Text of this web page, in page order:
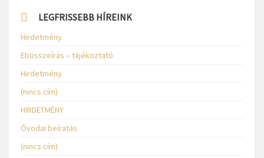
LEGFRISSEBB HÍREINK
Hirdetmény
Ebösszeírás – tájékoztató
Hirdetmény
(nincs cím)
HIRDETMÉNY
Óvodai beíratás
(nincs cím)